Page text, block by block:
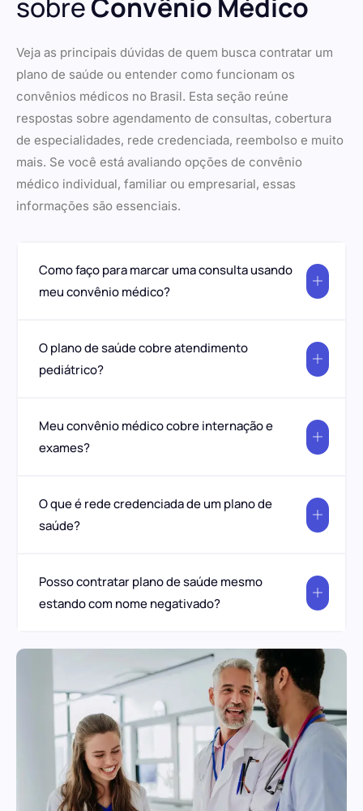
sobreConvênio Médico
Veja as principais dúvidas de quem busca contratar um
plano de saúde ou entender como funcionam os
convênios médicos no Brasil. Esta seção reúne
respostas sobre agendamento de consultas, cobertura
de especialidades, rede credenciada, reembolso e muito
mais. Se você está avaliando opções de convênio
médico individual, familiar ou empresarial, essas
informações são essenciais.
Como faço para marcar uma consulta usando
meu convênio médico?
O plano de saúde cobre atendimento
pediátrico?
Meu convênio médico cobre internação e
exames?
O que é rede credenciada de um plano de
saúde?
Posso contratar plano de saúde mesmo
estando com nome negativado?